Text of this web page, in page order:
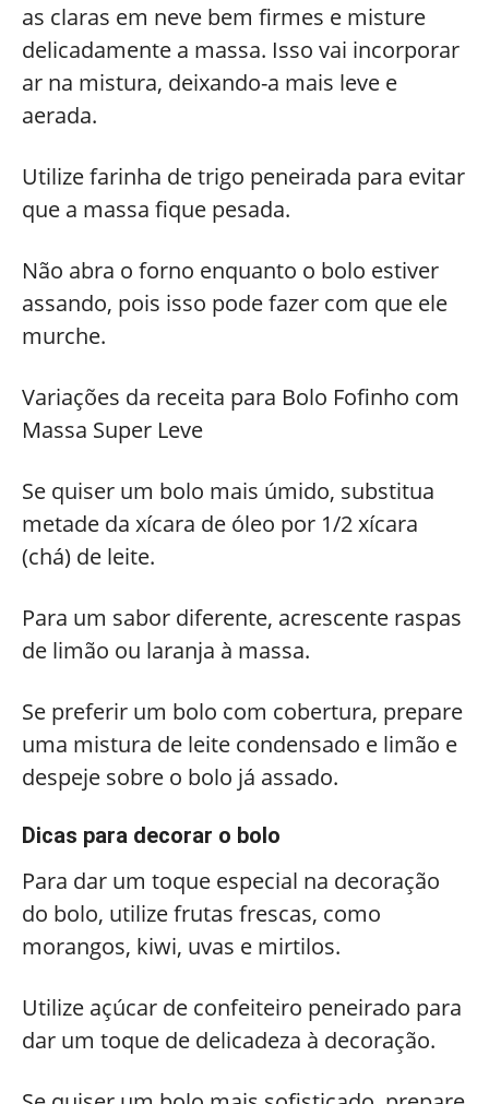
as claras em neve bem firmes e misture
delicadamente a massa. Isso vai incorporar
ar na mistura, deixando-a mais leve e
aerada.
Utilize farinha de trigo peneirada para evitar
que a massa fique pesada.
Não abra o forno enquanto o bolo estiver
assando, pois isso pode fazer com que ele
murche.
Variações da receita para Bolo Fofinho com
Massa Super Leve
Se quiser um bolo mais úmido, substitua
metade da xícara de óleo por 1/2 xícara
(chá) de leite.
Para um sabor diferente, acrescente raspas
de limão ou laranja à massa.
Se preferir um bolo com cobertura, prepare
uma mistura de leite condensado e limão e
despeje sobre o bolo já assado.
Dicas para decorar o bolo
Para dar um toque especial na decoração
do bolo, utilize frutas frescas, como
morangos, kiwi, uvas e mirtilos.
Utilize açúcar de confeiteiro peneirado para
dar um toque de delicadeza à decoração.